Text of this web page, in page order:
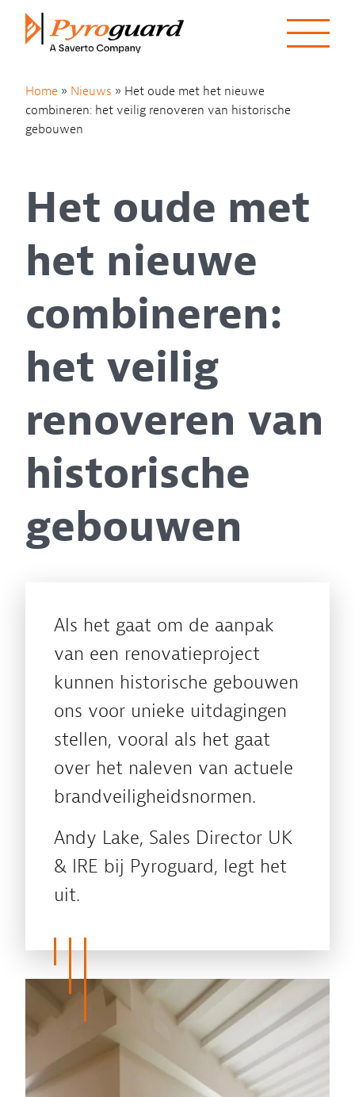
Skip to content
Home » Nieuws » Het oude met het nieuwe
combineren: het veilig renoveren van historische
gebouwen
Het oude met
het nieuwe
combineren:
het veilig
renoveren van
historische
gebouwen
Als het gaat om de aanpak
van een renovatieproject
kunnen historische gebouwen
ons voor unieke uitdagingen
stellen, vooral als het gaat
over het naleven van actuele
brandveiligheidsnormen.
Andy Lake, Sales Director UK
& IRE bij Pyroguard, legt het
uit.